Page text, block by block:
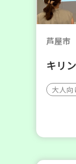
芦屋市
キリ
大人向